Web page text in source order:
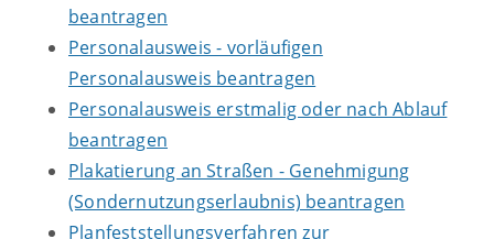
beantragen
Personalausweis - vorläufigen
Personalausweis beantragen
Personalausweis erstmalig oder nach Ablauf
beantragen
Plakatierung an Straßen - Genehmigung
(Sondernutzungserlaubnis) beantragen
Planfeststellungsverfahren zur